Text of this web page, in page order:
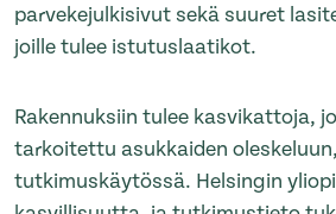
parvekejulkisivut sekä suuret
joille tulee istutuslaatikot.
Rakennuksiin tulee kasvikattoja,
tarkoitettu asukkaiden
tutkimuskäytössä. Helsingin